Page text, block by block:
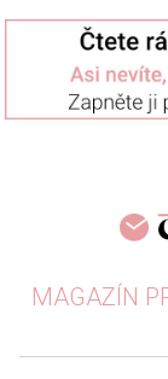
MAGAZÍN